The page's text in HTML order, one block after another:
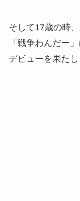
そして17歳の時
「戦争わんだー
デビューを果たし